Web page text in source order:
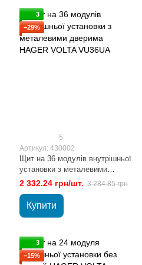
3
−29%
5
Артикул: 430002
Щит на 36 модулів внутрішньої
установки з металевими
дверима HAGER VOLTA
2 332.24 грн/шт. 3 284.85 грн
Купити
3
−15%